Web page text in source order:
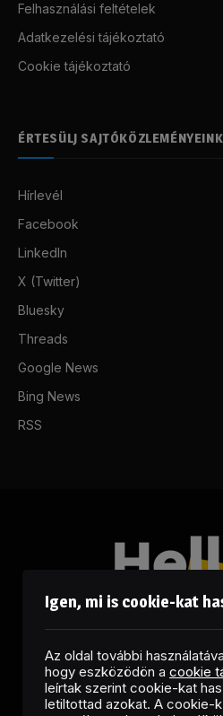
Felhasználási feltételek
Adatkezelési tájékoztató
Cookie tájékoztató
ÉRTESÜLJ
Hírlevél
Facebook
LinkedIn
X (Twitter)
Bluesky
Threads
Google News
Bing News
RSS
Igen, mi is cookie-kat
Az oldal további
hogy eszközödön a cookie
leírtak szerint cookie-kat
letiltottad azokat. A cookie-